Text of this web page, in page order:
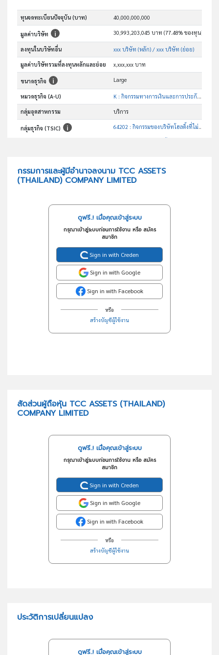
ทุนจดทะเบียนปัจจุบัน (บาท) 40,000,000,000
มูลค่าบริษัท 30,993,203,045 บาท (77.48% ของทุน)
ลงทุนในบริษัทอื่น xxx บริษัท (หลัก)/ xxx บริษัท (ย่อย)
มูลค่าบริษัทรวมที่ลงทุนหลักและย่อย x,xxx,xxx บาท
ขนาดธุรกิจ Large
หมวดธุรกิจ (A-U) K : กิจกรรมทางการเงินและการประกันภัย
กลุ่มอุตสาหกรรม บริการ
กลุ่มธุรกิจ (TSIC) 64202 : กิจกรรมของบริษัทโฮลดิ้งที่ไม่ได้ลงทุนในธุรกิจการเงินเป็นหลัก
กรรมการและผู้มีอำนาจลงนาม TCC ASSETS
(THAILAND) COMPANY LIMITED
ดูฟรี..! เมื่อคุณเข้าสู่ระบบ
กรุณาเข้าสู่ระบบก่อนการใช้งาน หรือ สมัคร
สมาชิก
Sign in with Creden
Sign in with Google
Sign in with Facebook
หรือ
สร้างบัญชีผู้ใช้งาน
สัดส่วนผู้ถือหุ้น TCC ASSETS (THAILAND)
COMPANY LIMITED
ดูฟรี..! เมื่อคุณเข้าสู่ระบบ
กรุณาเข้าสู่ระบบก่อนการใช้งาน หรือ สมัคร
สมาชิก
Sign in with Creden
Sign in with Google
Sign in with Facebook
หรือ
สร้างบัญชีผู้ใช้งาน
ประวัติการเปลี่ยนแปลง
ดูฟรี..! เมื่อคุณเข้าสู่ระบบ